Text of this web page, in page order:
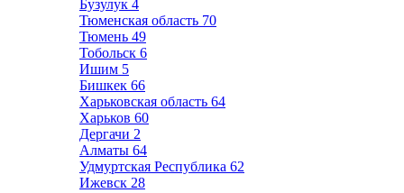
Бузулук 4
Тюменская область 70
Тюмень 49
Тобольск 6
Ишим 5
Бишкек 66
Харьковская область 64
Харьков 60
Дергачи 2
Алматы 64
Удмуртская Республика 62
Ижевск 28